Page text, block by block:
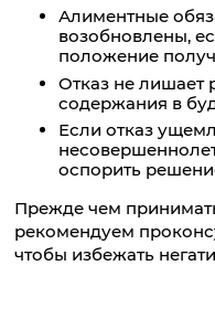
Алиментные
возобновлены,
положение
Отказ не лишает
содержания в
Если отказ
оспорить
Прежде чем
рекомендуем
чтобы избежать